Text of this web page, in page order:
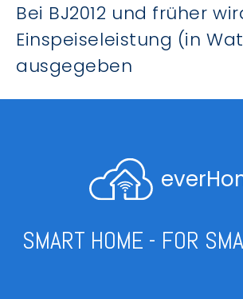
Bei BJ2012 und früher
Einspeiseleistung (in
ausgegeben
SMART HOME - FOR